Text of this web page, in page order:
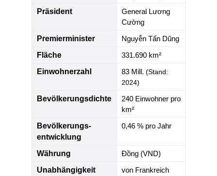
Präsident
General Lương
Cường
Premierminister
Nguyễn Tấn Dũng
Fläche
331.690 km²
Einwohnerzahl
83 Mill. (Stand:
2024)
Bevölkerungsdichte
240 Einwohner pro
km²
Bevölkerungs­
entwicklung
0,46 % pro Jahr
Währung
Đồng (VND)
Unabhängigkeit
von Frankreich